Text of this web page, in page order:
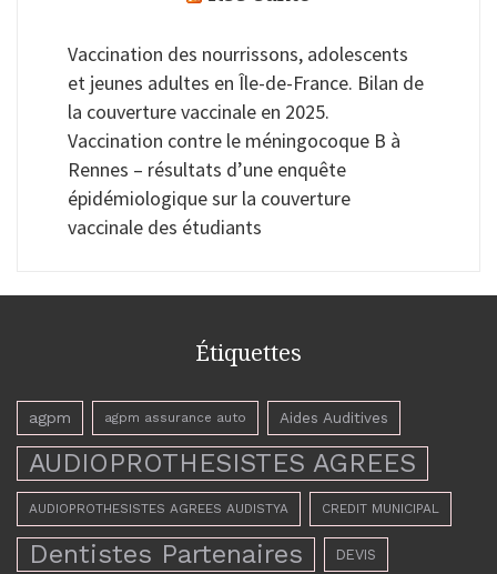
Vaccination des nourrissons, adolescents
et jeunes adultes en Île-de-France. Bilan de
la couverture vaccinale en 2025.
Vaccination contre le méningocoque B à
Rennes – résultats d’une enquête
épidémiologique sur la couverture
vaccinale des étudiants
Étiquettes
agpm agpm assurance auto Aides Auditives
AUDIOPROTHESISTES AGREES
AUDIOPROTHESISTES AGREES AUDISTYA CREDIT MUNICIPAL
Dentistes Partenaires DEVIS